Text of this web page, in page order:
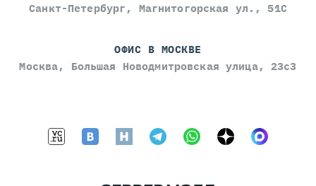
Санкт-Петербург, Магнитогорская ул., 51С
ОФИС В МОСКВЕ
Москва, Большая Новодмитровская улица, 23с3